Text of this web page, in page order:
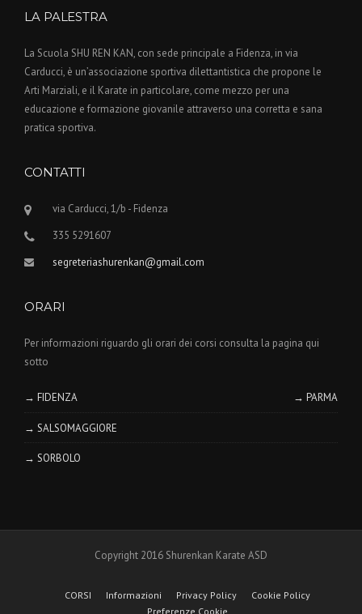
LA PALESTRA
La Scuola SHU REN KAN, con sede principale a Fidenza, in via
Carducci, è un’associazione sportiva dilettantistica che propone le
Arti Marziali, e il Karate in particolare, come mezzo per una
educazione e formazione giovanile attraverso una corretta e sana
pratica sportiva.
CONTATTI
via Carducci, 1/b - Fidenza
335 5291607
segreteriashurenkan@gmail.com
ORARI
Per informazioni riguardo gli orari dei corsi consulta la pagina qui
sotto
→ FIDENZA → PARMA
→ SALSOMAGGIORE
→ SORBOLO
Copyright 2016 Shurenkan Karate ASD
CORSI Informazioni Privacy Policy
Cookie Policy
Preferenze Cookie